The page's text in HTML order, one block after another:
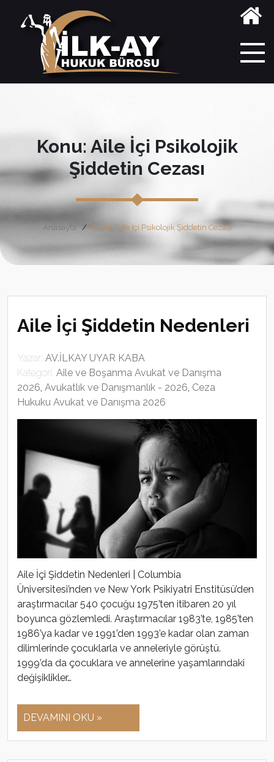
Konu: Aile İçi Psikolojik
Şiddetin Cezası
Anasayfa Etiket: Aile İçi Psikolojik Şiddetin Cezası
Aile İçi Şiddetin Nedenleri
Yazar: AV.İLKAY UYAR KABA
Kategori: Aile ve Boşanma Avukat ve Danışma
2026, Avukatlık ve Danışmanlık - 2026, Ceza
Hukuku Avukat ve Danışma 2026
Aile İçi Şiddetin Nedenleri | Columbia
Üniversitesi’nden ve New York Psikiyatri Enstitüsü’den
araştırmacılar 540 çocuğu 1975’ten itibaren 20 yıl
boyunca gözlemledi. Araştırmacılar 1983’te, 1985’ten
1986’ya kadar ve 1991’den 1993’e kadar olan zaman
dilimlerinde çocuklarla ve anneleriyle görüştü.
1999’da da çocuklara ve annelerine yaşamlarındaki
değişiklikler…
DEVAMINI OKU »